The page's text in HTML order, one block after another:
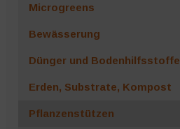
gewählt
Microgreens
Bewässerung
Dünger und Bodenhilfsstoffe
Erden, Substrate, Kompost
Pflanzenstützen